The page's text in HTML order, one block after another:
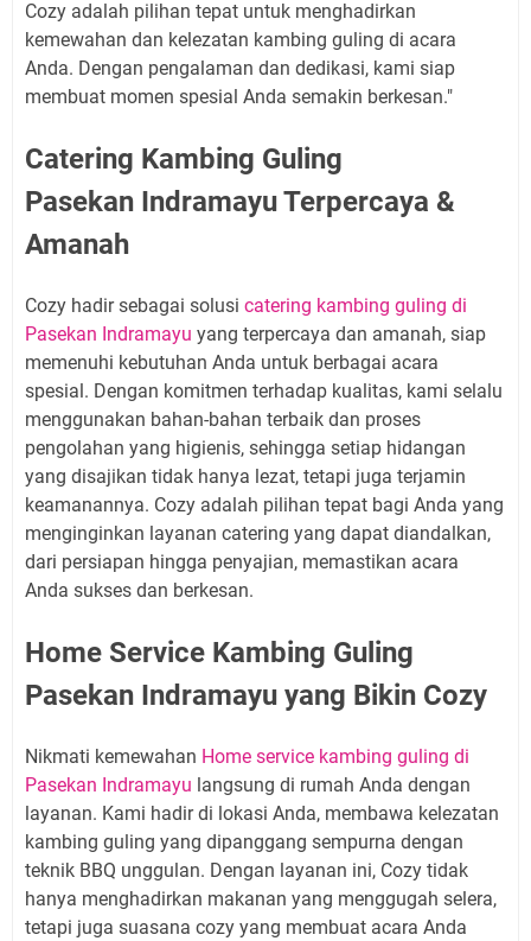
Cozy adalah pilihan tepat untuk menghadirkan
kemewahan dan kelezatan kambing guling di acara
Anda. Dengan pengalaman dan dedikasi, kami siap
membuat momen spesial Anda semakin berkesan."
Catering Kambing Guling
Pasekan Indramayu Terpercaya &
Amanah
Cozy hadir sebagai solusi catering kambing guling di
Pasekan Indramayu yang terpercaya dan amanah, siap
memenuhi kebutuhan Anda untuk berbagai acara
spesial. Dengan komitmen terhadap kualitas, kami selalu
menggunakan bahan-bahan terbaik dan proses
pengolahan yang higienis, sehingga setiap hidangan
yang disajikan tidak hanya lezat, tetapi juga terjamin
keamanannya. Cozy adalah pilihan tepat bagi Anda yang
menginginkan layanan catering yang dapat diandalkan,
dari persiapan hingga penyajian, memastikan acara
Anda sukses dan berkesan.
Home Service Kambing Guling
Pasekan Indramayu yang Bikin Cozy
Nikmati kemewahan Home service kambing guling di
Pasekan Indramayu langsung di rumah Anda dengan
layanan. Kami hadir di lokasi Anda, membawa kelezatan
kambing guling yang dipanggang sempurna dengan
teknik BBQ unggulan. Dengan layanan ini, Cozy tidak
hanya menghadirkan makanan yang menggugah selera,
tetapi juga suasana cozy yang membuat acara Anda